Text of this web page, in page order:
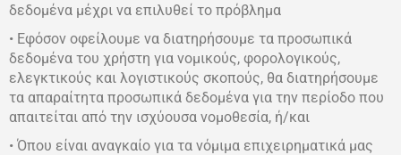
δεδομένα μέχρι να επιλυθεί το πρόβλημα
• Εφόσον οφείλουμε να διατηρήσουμε τα προσωπικά
δεδομένα του χρήστη για νομικούς, φορολογικούς,
ελεγκτικούς και λογιστικούς σκοπούς, θα διατηρήσουμε
τα απαραίτητα προσωπικά δεδομένα για την περίοδο που
απαιτείται από την ισχύουσα νομοθεσία, ή/και
• Όπου είναι αναγκαίο για τα νόμιμα επιχειρηματικά μας